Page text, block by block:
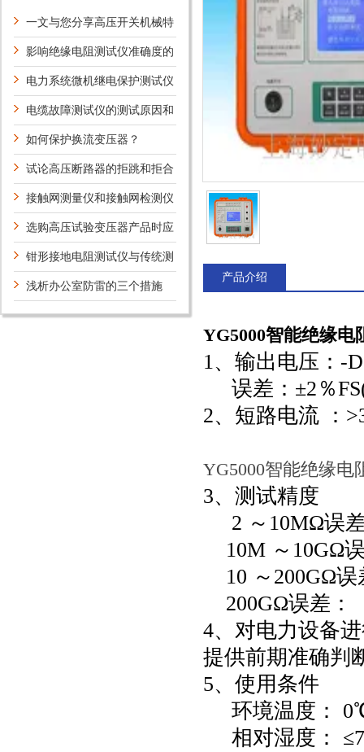
一文与您分享高压开关机械特
性测试仪的维护保养方法
影响绝缘电阻测试仪准确度的
关键因素
电力系统微机继电保护测试仪
的作用
电缆故障测试仪的测试原因和
速成方法
如何保护换流变压器？
试论高压断路器的拒跳和拒合
的原因和解决方法
接触网测量仪和接触网检测仪
区别选购高压试验变压器产品时应
注意的事项
钳形接地电阻测试仪与传统测
量的准确度对比
浅析办公室防雷的三个措施
产品介绍
YG5000智能绝缘电
1、输出电压：-
误差：±2％
2、短路电流 ：
YG5000智能绝缘电
3、测试精度
2 ～10MΩ误
10M ～10GΩ误
10 ～200GΩ误
200GΩ误差：
4、对电力设备
提供前期准确判
5、使用条件
环境温度：
相对湿度：